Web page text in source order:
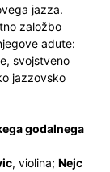
jazza.
založbo
adute:
svojstveno
jazzovsko
godalnega
, violina; Nejc